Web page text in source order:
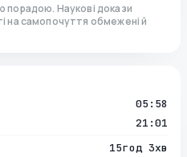
порадою. Наукові докази
на самопочуття обмежені й
05:58
21:01
15год 3хв